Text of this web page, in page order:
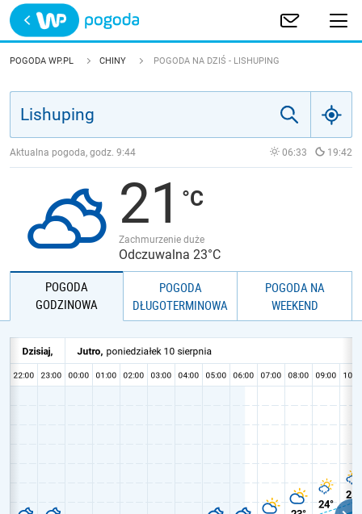
Trwa ładowanie
POLSKA
POGODA WP.PL CHINY POGODA NA DZIŚ - LISHUPING
Aktualna pogoda, godz. 9:44 06:33 19:42
21
Zachmurzenie duże
Odczuwalna 23°C
POGODA
GODZINOWA
POGODA
DŁUGOTERMINOWA
POGODA NA
WEEKEND